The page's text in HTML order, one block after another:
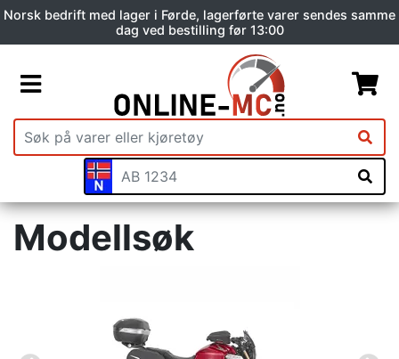
Norsk bedrift med lager i Førde, lagerførte varer sendes samme
dag ved bestilling før 13:00
Modellsøk